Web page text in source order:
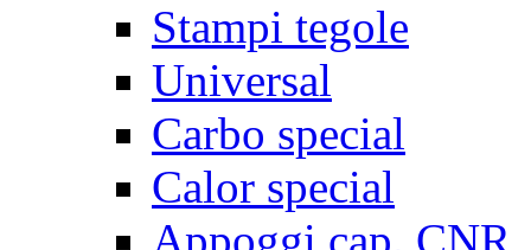
Stampi tegole
Universal
Carbo special
Calor special